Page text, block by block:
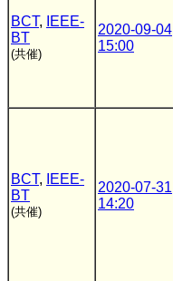
BCT,
IEEE-
BT
(共催)
2020-09-04
15:00
BCT,
IEEE-
BT
(共催)
2020-07-31
14:20